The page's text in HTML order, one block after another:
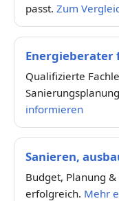
passt. Zum
Energieberater
Qualifizierte
informieren
Sanieren,
Budget, Planung
erfolgreich. Mehr